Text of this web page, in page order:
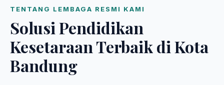
TENTANG LEMBAGA RESMI KAMI
Solusi Pendidikan
Kesetaraan Terbaik di Kota
Bandung